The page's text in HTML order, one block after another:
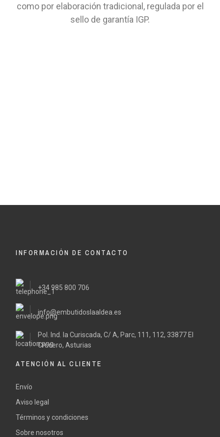
como por elaboración tradicional, regulada por el
sello de garantía IGP.
INFORMACIÓN DE CONTACTO
+34 985 800 706
info@embutidoslaaldea.es
Pol. Ind. la Curiscada, C/ A, Parc, 111, 112, 33877 El
Crucero, Asturias
ATENCIÓN AL CLIENTE
Envío
Aviso legal
Términos y condiciones
Sobre nosotros